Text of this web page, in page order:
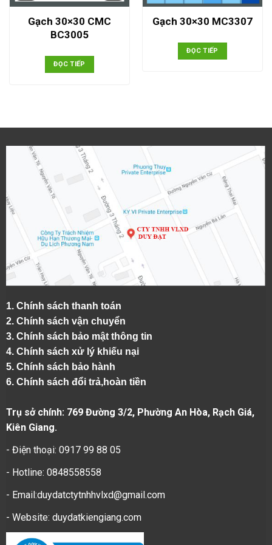
Gạch 30×30 CMC
BC3005
ĐỌC TIẾP
Gạch 30×30 MC3307
ĐỌC TIẾP
1. Chính sách thanh toán
2. Chính sách vận chuyển
3. Chính sách bảo mật thông tin
4. Chính sách xử lý khiếu nại
5. Chính sách bảo hành
6. Chính sách đổi trả,hoàn tiền
Trụ sở chính: 769 Đường 3/2, Phường An Hòa, Rạch Giá,
Kiên Giang.
- Điện thoại: 0917 99 88 05
- Hotline: 0848558558
- Email:duydatctytnhhvlxd@gmail.com
- Website: duydatkiengiang.com